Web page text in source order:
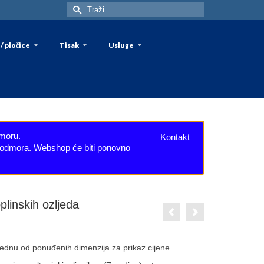
Search
for:
pločice Tisak
Usluge
Kontakt
Webshop će biti ponovno
ozljeda
od ponuđenih dimenzija za prikaz cijene